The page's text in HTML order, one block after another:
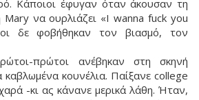
Κάποιοι έφυγαν όταν άκουσαν τη
Mary να ουρλιάζει «I wanna fuck you
δε φοβήθηκαν τον βιασμό, τον
πρώτοι ανέβηκαν στη σκηνή
καβλωμένα κουνέλια. Παίξανε college
-κι ας κάνανε μερικά λάθη. Ήταν,